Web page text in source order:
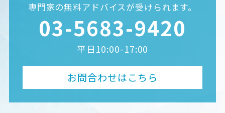
専門家の無料アドバイスが受けられます。
03-5683-9420
平日10:00-17:00
お問合わせはこちら